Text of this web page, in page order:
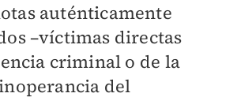
auténticamente
–víctimas directas
criminal o de la
del